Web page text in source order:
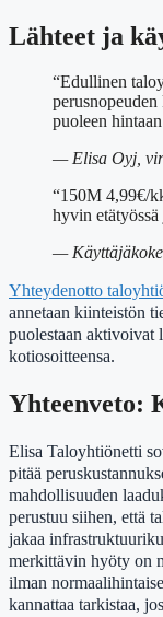
Lähteet ja
“Edullinen
puoleen
— Elisa Oyj,
“150M 4,99€/
hyvin etätyössä
—
Yhteydenotto
annetaan kiinteistön
puolestaan aktivoivat
kotiosoitteensa.
Yhteenveto:
Elisa Taloyhtiönetti
pitää
mahdollisuuden
perustuu siihen, että
jakaa
merkittävin hyöty on
ilman
kannattaa tarkistaa,